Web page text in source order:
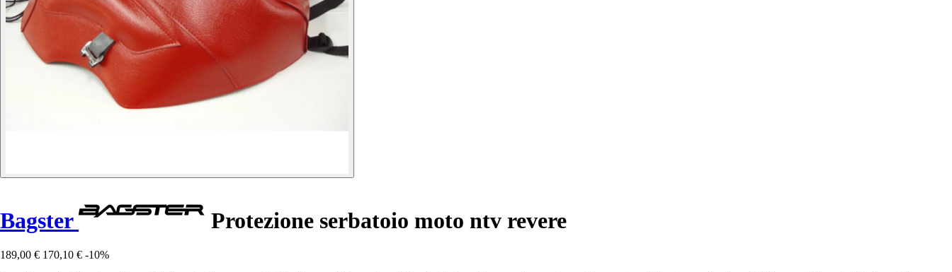
Bagster Protezione serbatoio moto ntv revere
189,00 € 170,10 € -10%